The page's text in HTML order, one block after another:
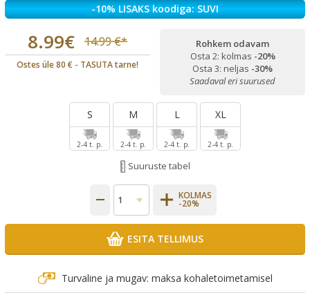
-10% LISAKS koodiga: SUVI
8.99€ 14.99 €*
Ostes üle 80 € - TASUTA tarne!
Rohkem odavam
Osta 2: kolmas -20%
Osta 3: neljas -30%
Saadaval eri suurused
S
2-4 t. p.
M
2-4 t. p.
L
2-4 t. p.
XL
2-4 t. p.
Suuruste tabel
KOLMAS
-20%
ESITA TELLIMUS
Turvaline ja mugav: maksa kohaletoimetamisel